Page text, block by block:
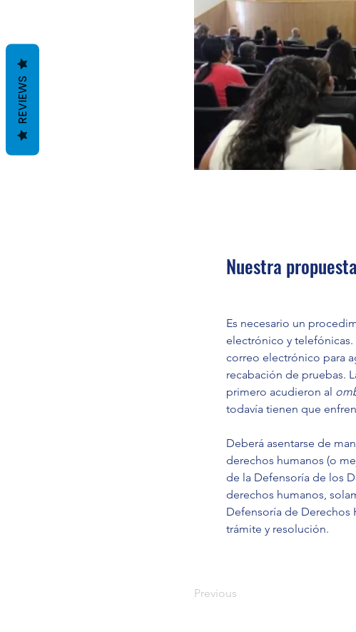
Nuestra propuesta
Es necesario un
electrónico y
correo electrónico para
recabación de pruebas.
primero acudieron al
todavía tienen que
Deberá asentarse de
derechos humanos (o
de la Defensoría de los
derechos humanos,
Defensoría de Derechos
trámite y resolución.
Previous
REVIEWS